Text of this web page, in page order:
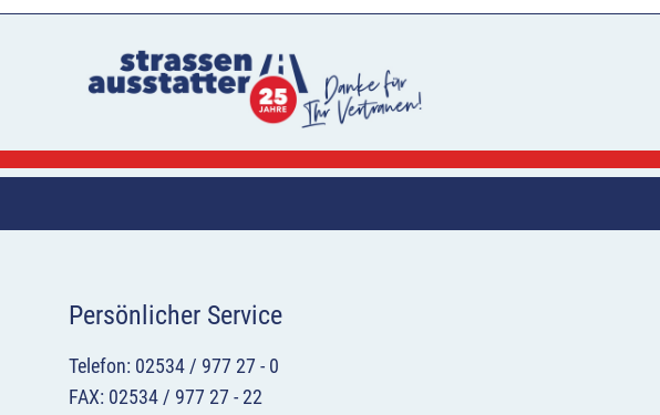
Persönlicher Service
Telefon: 02534 / 977 27 - 0
FAX: 02534 / 977 27 - 22